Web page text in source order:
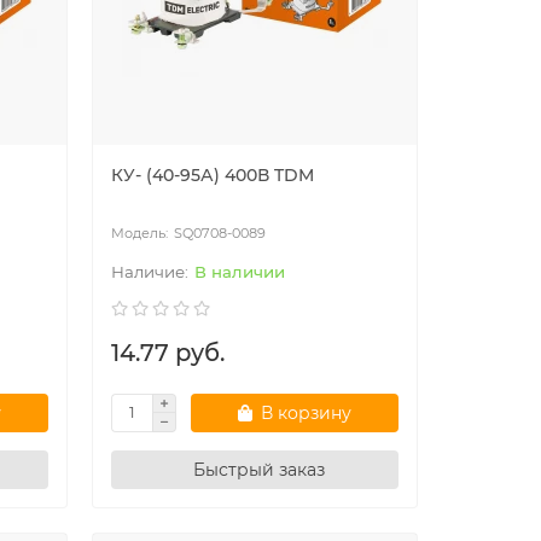
КУ- (40-95А) 400В TDM
SQ0708-0089
В наличии
14.77 руб.
В корзину
Быстрый заказ